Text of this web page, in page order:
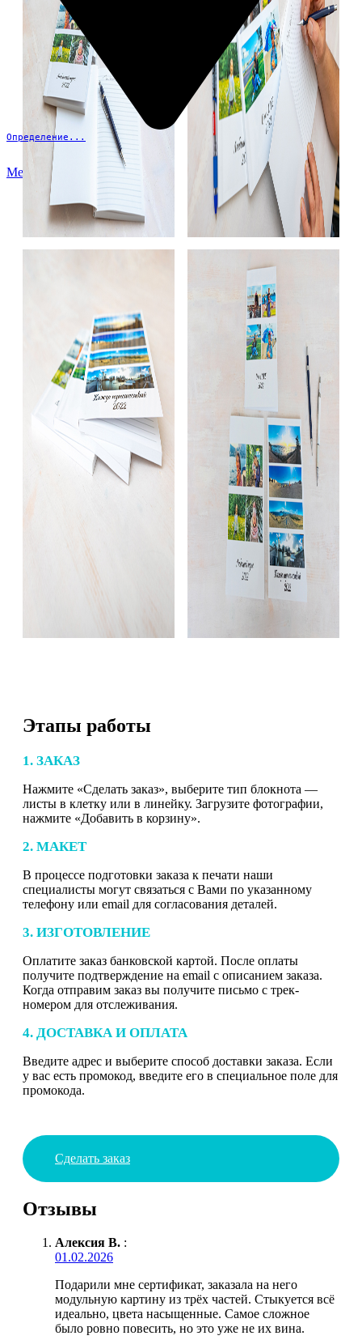
Определение...
Меню
Этапы работы
1. ЗАКАЗ
Нажмите «Сделать заказ», выберите тип блокнота —
листы в клетку или в линейку. Загрузите фотографии,
нажмите «Добавить в корзину».
2. МАКЕТ
В процессе подготовки заказа к печати наши
специалисты могут связаться с Вами по указанному
телефону или email для согласования деталей.
3. ИЗГОТОВЛЕНИЕ
Оплатите заказ банковской картой. После оплаты
получите подтверждение на email с описанием заказа.
Когда отправим заказ вы получите письмо с трек-
номером для отслеживания.
4. ДОСТАВКА И ОПЛАТА
Введите адрес и выберите способ доставки заказа. Если
у вас есть промокод, введите его в специальное поле для
промокода.
Сделать заказ
Отзывы
Алексия В. :
01.02.2026
Подарили мне сертификат, заказала на него
модульную картину из трёх частей. Стыкуется всё
идеально, цвета насыщенные. Самое сложное
было ровно повесить, но это уже не их вина.